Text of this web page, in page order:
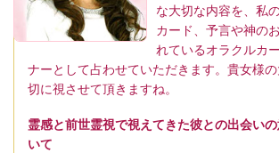
な大切な内容を、私
カード、予言や神の
れているオラクルカ
ナーとして占わせていただきます。貴女様
切に視させて頂きますね。
霊感と前世霊視で視えてきた彼との出会い
いて